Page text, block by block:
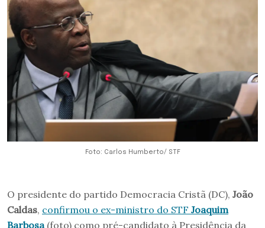
Foto: Carlos Humberto/ STF
O presidente do partido Democracia Cristã (DC), João
Caldas, confirmou o ex-ministro do STF Joaquim
Barbosa(foto) como pré-candidato à Presidência da